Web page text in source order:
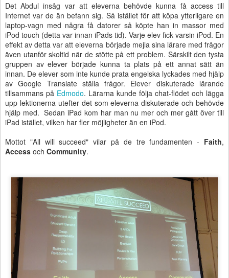
Det Abdul insåg var att eleverna behövde kunna få access till
Internet var de än befann sig. Så istället för att köpa ytterligare en
laptop-vagn med några få datorer så köpte han in massor med
iPod touch (detta var innan iPads tid). Varje elev fick varsin iPod. En
effekt av detta var att eleverna började mejla sina lärare med frågor
även utanför skoltid när de stötte på ett problem. Särskilt den tysta
gruppen av elever började kunna ta plats på ett annat sätt än
innan. De elever som inte kunde prata engelska lyckades med hjälp
av Google Translate ställa frågor. Elever diskuterade lärande
tillsammans på Edmodo. Lärarna kunde följa chat-flödet och lägga
upp lektionerna utefter det som eleverna diskuterade och behövde
hjälp med. Sedan iPad kom har man nu mer och mer gått över till
iPad istället, vilken har fler möjligheter än en iPod.
Mottot "All will succeed" vilar på de tre fundamenten - Faith,
Access och Community.